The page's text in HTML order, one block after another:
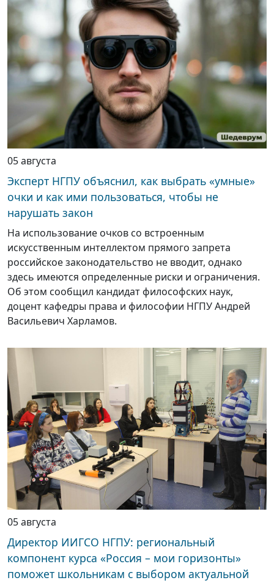
05 августа
Эксперт НГПУ объяснил, как выбрать «умные»
очки и как ими пользоваться, чтобы не
нарушать закон
На использование очков со встроенным
искусственным интеллектом прямого запрета
российское законодательство не вводит, однако
здесь имеются определенные риски и ограничения.
Об этом сообщил кандидат философских наук,
доцент кафедры права и философии НГПУ Андрей
Васильевич Харламов.
05 августа
Директор ИИГСО НГПУ: региональный
компонент курса «Россия – мои горизонты»
поможет школьникам с выбором актуальной